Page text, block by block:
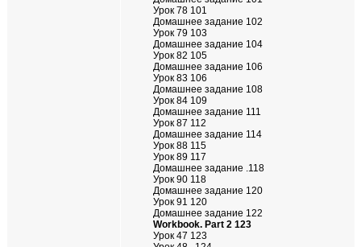
Урок 78 101
Домашнее задание 102
Урок 79 103
Домашнее задание 104
Урок 82 105
Домашнее задание 106
Урок 83 106
Домашнее задание 108
Урок 84 109
Домашнее задание 111
Урок 87 112
Домашнее задание 114
Урок 88 115
Урок 89 117
Домашнее задание .118
Урок 90 118
Домашнее задание 120
Урок 91 120
Домашнее задание 122
Workbook. Part 2 123
Урок 47 123